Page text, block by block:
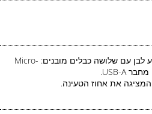
סוללת גיבוי (פאוור בנק) בצבע לבן עם שלושה כבלים מובנים: Micro-